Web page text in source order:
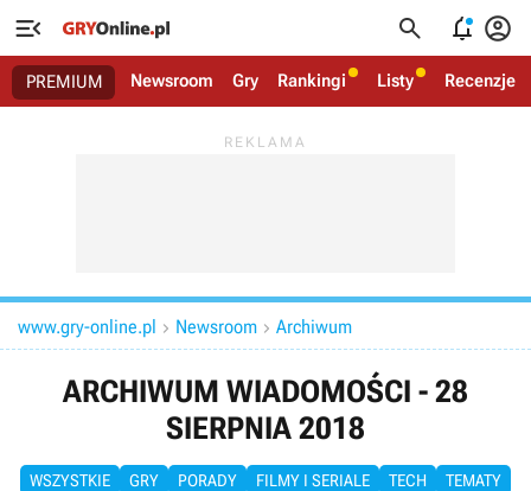
   
PREMIUM Newsroom Gry Rankingi Listy Recenzje
www.gry-online.pl  Newsroom  Archiwum
ARCHIWUM WIADOMOŚCI - 28
SIERPNIA 2018
WSZYSTKIE GRY PORADY FILMY I SERIALE TECH TEMATY